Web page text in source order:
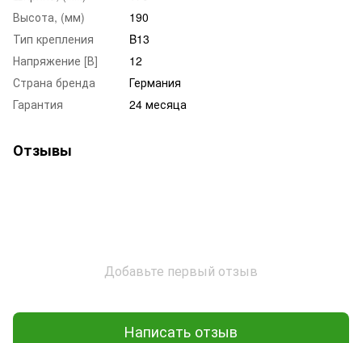
Высота, (мм)
190
Тип крепления
B13
Напряжение [В]
12
Страна бренда
Германия
Гарантия
24 месяца
Отзывы
Добавьте первый отзыв
Написать отзыв